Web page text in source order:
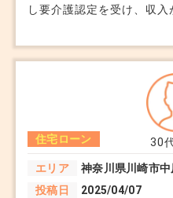
なぜ必要なのか
総額でいくらかかるか
ここは購入判断に関わ
最初の段階で共有されて
し要介護認定を受け、収
今後の見通しが立ちませ
30
住宅ローン
エリア
神奈川県川崎市
投稿日
2025/04/07